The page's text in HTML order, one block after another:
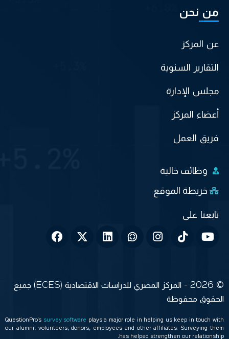
من نحن
عن المركز
التقارير السنوية
مجلس الإدارة
أعضاء المركز
فريق العمل
وظائف خالية
خريطة الموقع
© 2026 - المركز المصري للدراسات الاقتصادية (ECES) جميع
الحقوق محفوظة
QuestionPro’s survey software
plays a major role in helping us keep in touch with
our alumni, volunteers, donors, employees and other affiliates. Surveying them
has helped strengthen our relationship.